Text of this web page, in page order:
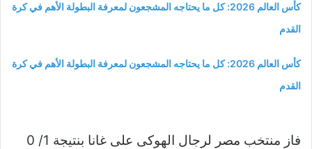
كأس العالم 2026: كل ما يحتاجه المشجعون لمعرفة البطولة الأهم في كرة
القدم
كأس العالم 2026: كل ما يحتاجه المشجعون لمعرفة البطولة الأهم في كرة
القدم
فاز منتخب مصر لرجال الهوكى على غانا بنتيجة 1/ 0